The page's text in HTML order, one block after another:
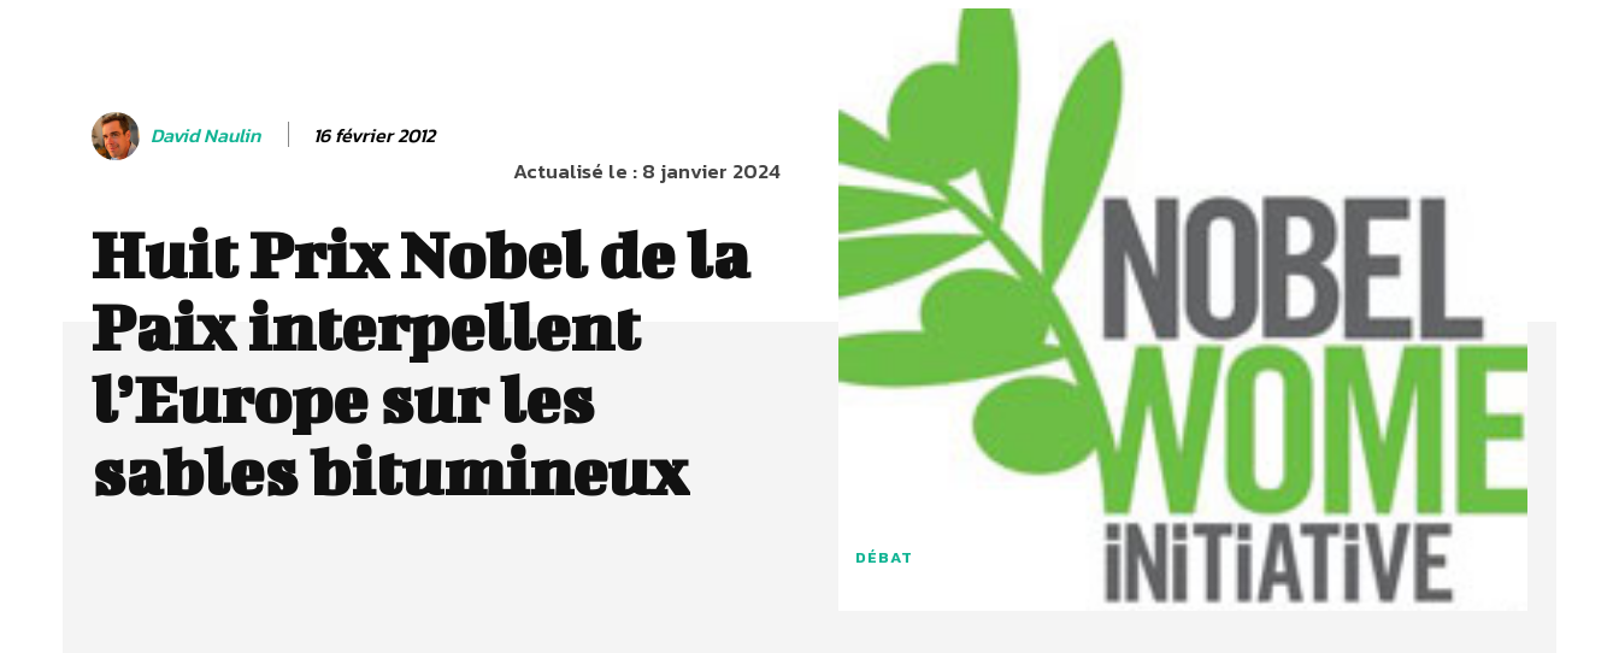
David Naulin 16 février 2012
Actualisé le :8 janvier 2024
Huit Prix Nobel de la
Paix interpellent
l’Europe sur les
sables bitumineux
DÉBAT